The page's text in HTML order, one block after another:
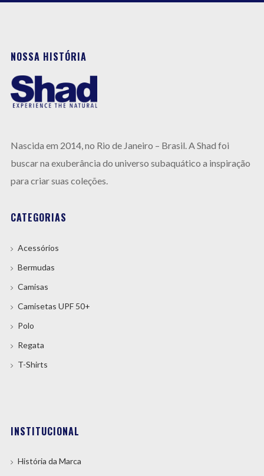
NOSSA HISTÓRIA
Nascida em 2014, no Rio de Janeiro – Brasil.AShad foi
buscar na exuberância do universo subaquático a inspiração
para criar suas coleções.
CATEGORIAS
Acessórios
Bermudas
Camisas
Camisetas UPF 50+
Polo
Regata
T-Shirts
INSTITUCIONAL
História da Marca